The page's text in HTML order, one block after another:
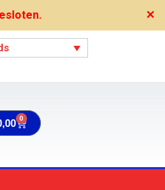
✕
0 Winkelwagen